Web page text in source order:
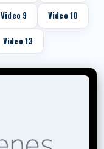
Video 9 Video 10
Video 13